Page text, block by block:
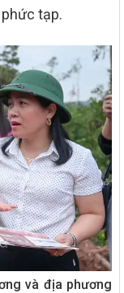
tạp.
và địa phương